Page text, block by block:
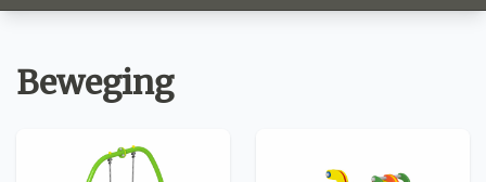
Beweging